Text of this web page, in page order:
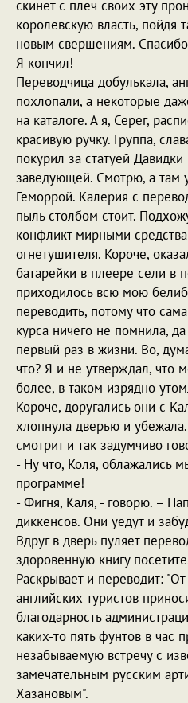
скинет с плеч своих эту
королевскую власть, пойдя
новым свершениям.
Я кончил!
Переводчица добулькала,
похлопали, а некоторые
на каталоге. А я, Серег,
красивую ручку. Группа,
покурил за статуей
заведующей. Смотрю, а там
Геморрой. Калерия с
пыль столбом стоит.
конфликт мирными
огнетушителя. Короче,
батарейки в плеере сели в
приходилось всю мою
переводить, потому что
курса ничего не помнила,
первый раз в жизни. Во,
что? Я и не утверждал, что
более, в таком изрядно
Короче, доругались они с
хлопнула дверью и
смотрит и так задумчиво
- Ну что, Коля, облажались
программе!
- Фигня, Каля, - говорю. –
диккенсов. Они уедут и
Вдруг в дверь пуляет
здоровенную книгу
Раскрывает и переводит:
английских туристов
благодарность
каких-то пять фунтов в час
незабываемую встречу с
замечательным русским
Хазановым".